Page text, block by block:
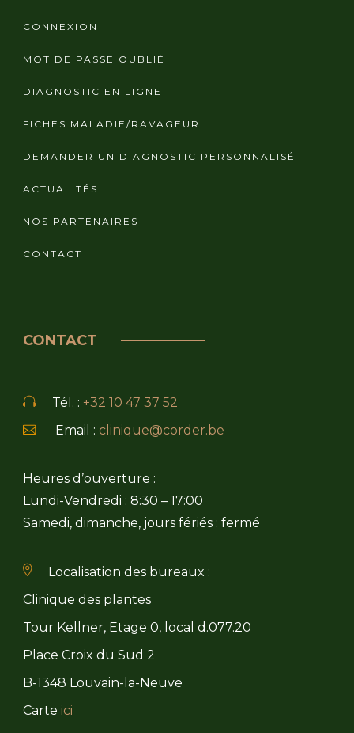
CONNEXION
MOT DE PASSE OUBLIÉ
DIAGNOSTIC EN LIGNE
FICHES MALADIE/RAVAGEUR
DEMANDER UN DIAGNOSTIC PERSONNALISÉ
ACTUALITÉS
NOS PARTENAIRES
CONTACT
CONTACT
Tél. : +32 10 47 37 52
Email : clinique@corder.be
Heures d’ouverture :
Lundi-Vendredi : 8:30 – 17:00
Samedi, dimanche, jours fériés : fermé
Localisation des bureaux :
Clinique des plantes
Tour Kellner, Etage 0, local d.077.20
Place Croix du Sud 2
B-1348 Louvain-la-Neuve
Carte ici